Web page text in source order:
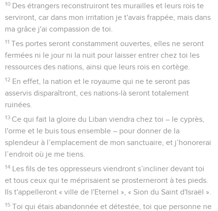
10 Des étrangers reconstruiront tes murailles et leurs rois te
serviront, car dans mon irritation je t'avais frappée, mais dans
ma grâce j'ai compassion de toi.
11 Tes portes seront constamment ouvertes, elles ne seront
fermées ni le jour ni la nuit pour laisser entrer chez toi les
ressources des nations, ainsi que leurs rois en cortège.
12 En effet, la nation et le royaume qui ne te seront pas
asservis disparaîtront, ces nations-là seront totalement
ruinées.
13 Ce qui fait la gloire du Liban viendra chez toi – le cyprès,
l'orme et le buis tous ensemble – pour donner de la
splendeur à l’emplacement de mon sanctuaire, et j’honorerai
l’endroit où je me tiens.
14 Les fils de tes oppresseurs viendront s’incliner devant toi
et tous ceux qui te méprisaient se prosterneront à tes pieds.
Ils t'appelleront « ville de l'Eternel », « Sion du Saint d'Israël ».
15 Toi qui étais abandonnée et détestée, toi que personne ne